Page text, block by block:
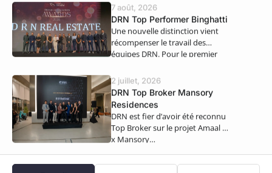
7 août, 2026
DRN Top Performer Binghatti
Une nouvelle distinction vient
récompenser le travail des
équipes DRN. Pour le premier
2 juillet, 2026
DRN Top Broker Mansory
Residences
DRN est fier d’avoir été reconnu
Top Broker sur le projet Amaal 8
x Mansory…